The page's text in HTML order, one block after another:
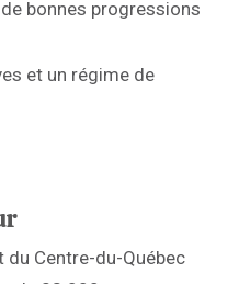
bonnes progressions
et un régime de
du Centre-du-Québec